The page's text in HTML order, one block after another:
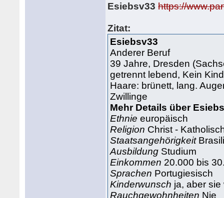
Esiebsv33 https://
Zitat:
Esiebsv33
Anderer Beruf
39 Jahre, Dresden
getrennt lebend, Kein
Haare: brünett, lang.
Zwillinge
Mehr Details über
Ethnie europäisch
Religion Christ -
Staatsangehörigkeit
Ausbildung Studium
Einkommen 20.000 bis
Sprachen Portugiesisch
Kinderwunsch ja, aber
Rauchgewohnheiten Nie